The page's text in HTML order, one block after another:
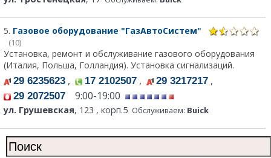
5. Газовое оборудование "ГазАвтоСистем"
(10)
Установка, ремонт и обслуживание газового оборудования
(Италия, Польша, Голландия). Установка сигнализаций.
29 6235623 , 17 2102507 , 29 3217217 ,
29 2072507 9:00-19:00
ул. Грушевская, 123 , корп.5 Обслуживаем: Buick